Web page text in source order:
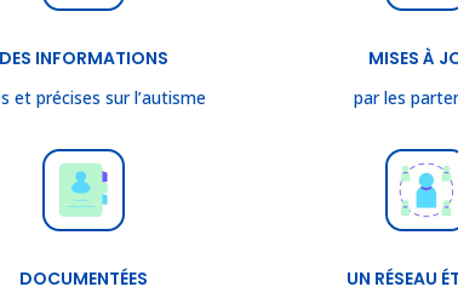
DES INFORMATIONS
et précises sur l’autisme
DOCUMENTÉES
MISES À
par les
UN RÉSEAU